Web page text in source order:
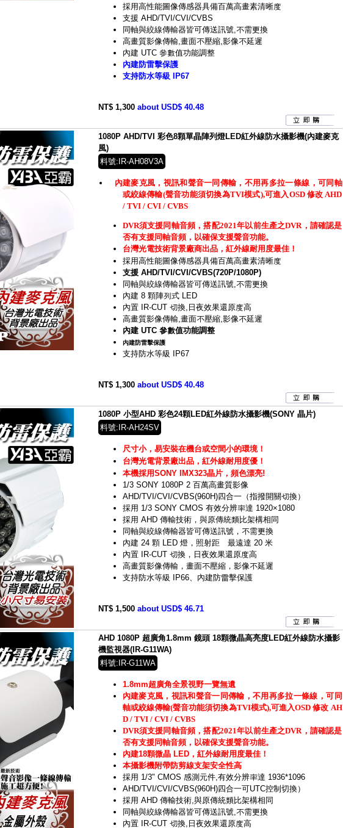
採用高性能圖像傳感器具備百萬高畫素清晰度
支援 AHD/TVI/CVI/CVBS
同軸與絞線傳輸器皆可傳送訊號,不需更換
高畫質影像傳輸,畫面不壓縮,影像不延遲
內建 UTC 參數值功能調整
內建防雷擊保護
支持防水等級 IP67
NT$ 1,300 about USD$ 40.48
1080P AHD/TVI 彩色8顆單晶陣列燈LED紅外線防水攝影機(內建麥克
風)
料號:IR-AH08V3A
內建麥克風，視訊和聲音一同傳輸，不用再多拉一條線，可同軸
或絞線傳輸(聲音功能須切換為TVI模式),可進入OSD 修改 AHD
/ TVI / CVI / CVBS
DVR須支援同軸音頻，搭配2021年以前生產之DVR，請確認是
否有支援同軸音頻，以確保支援聲音功能。
台灣光電技術背景廠商出品，紅外線耐用度最佳！
採用高性能圖像傳感器具備百萬高畫素清晰度
支援 AHD/TVI/CVI/CVBS(720P/1080P)
同軸與絞線傳輸器皆可傳送訊號,不需更換
內建 8 顆陣列式 LED
內置 IR-CUT 切換,日夜效果還原度高
高畫質影像傳輸,畫面不壓縮,影像不延遲
內建 UTC 參數值功能調整
內建防雷擊保護
支持防水等級 IP67
NT$ 1,300 about USD$ 40.48
1080P 小型AHD 彩色24顆LED紅外線防水攝影機(SONY 晶片)
料號:IR-AH24SV
尺寸小，易安裝在機台或空間小的環境！
台灣光電背景廠出品，紅外線耐用度優！
本機採用SONY IMX323晶片，頻色漂亮!
1/3 SONY 1080P 2 百萬高畫質影像
AHD/TVI/CVI/CVBS(960H)四合一（指撥開關切換）
採用 1/3 SONY CMOS 有效分辨率達 1920×1080
採用 AHD 傳輸技術，與原傳統類比架構相同
同軸與絞線傳輸器皆可傳送訊號，不需更換
內建 24 顆 LED 燈，照射距離最遠達 20 米
內置 IR-CUT 切換，日夜效果還原度高
高畫質影像傳輸，畫面不壓縮，影像不延遲
支持防水等級 IP66、內建防雷擊保護
NT$ 1,500 about USD$ 46.71
AHD 1080P 超廣角1.8mm 鏡頭 18顆微晶高亮度LED紅外線防水攝影
機監視器(IR-G11WA)
料號:IR-G11WA
1.8mm超廣角全景視野一覽無遺
內建麥克風，視訊和聲音一同傳輸，不用再多拉一條線，可同
軸或絞線傳輸(聲音功能須切換為TVI模式),可進入OSD 修改 AH
D / TVI / CVI / CVBS
DVR須支援同軸音頻，搭配2021年以前生產之DVR，請確認是
否有支援同軸音頻，以確保支援聲音功能。
內建18顆微晶 LED，紅外線耐用度最佳！
本攝影機附帶防剪線支架安全性高
採用 1/3" CMOS 感測元件,有效分辨率達 1936*1096
AHD/TVI/CVI/CVBS(960H)四合一可UTC控制切換）
採用 AHD 傳輸技術,與原傳統類比架構相同
同軸與絞線傳輸器皆可傳送訊號,不需更換
內置 IR-CUT 切換,日夜效果還原度高